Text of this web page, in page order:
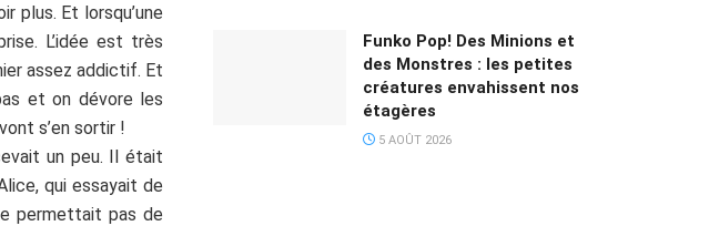
plus. Et lorsqu’une
L’idée est très
assez addictif. Et
et on dévore les
s’en sortir !
un peu. Il était
qui essayait de
permettait pas de
Funko Pop! Des Minions et
des Monstres : les petites
créatures envahissent nos
étagères
5 AOÛT 2026